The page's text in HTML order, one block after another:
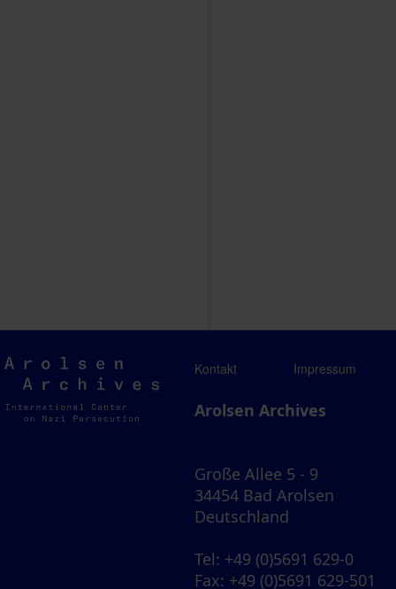
Arolsen
Archives
Kontakt Impressum
Arolsen Archives
Große Allee 5 - 9
34454 Bad Arolsen
Deutschland
Tel: +49 (0)5691 629-0
Fax: +49 (0)5691 629-501